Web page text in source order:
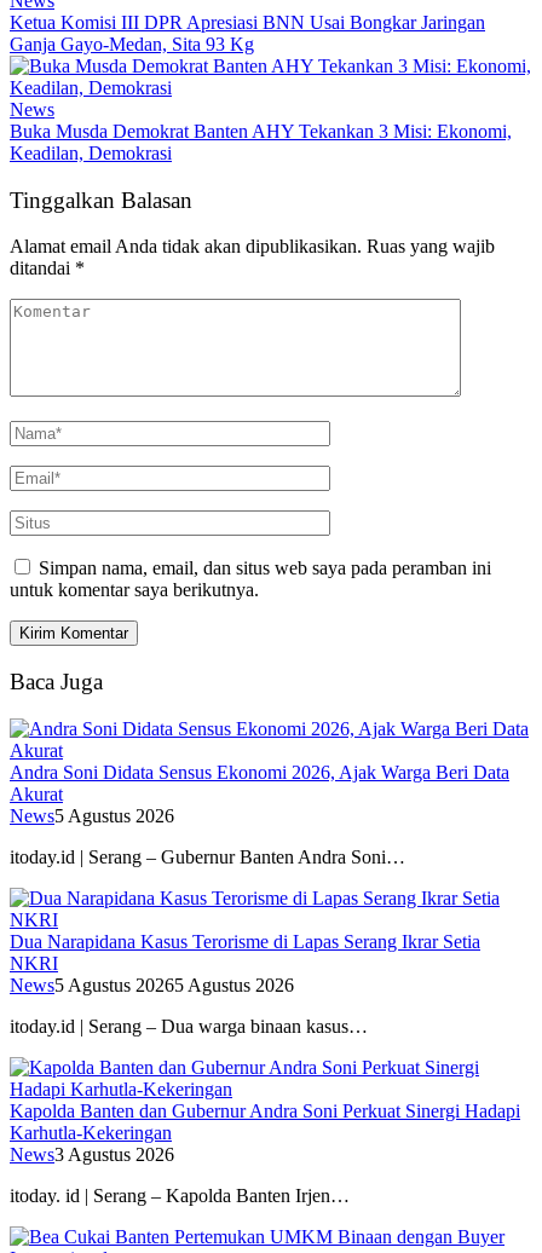
Ketua Komisi III DPR Apresiasi BNN Usai Bongkar Jaringan
Ganja Gayo-Medan, Sita 93 Kg
News
Buka Musda Demokrat Banten AHY Tekankan 3 Misi: Ekonomi,
Keadilan, Demokrasi
Tinggalkan Balasan
Alamat email Anda tidak akan dipublikasikan. Ruas yang wajib
ditandai *
Simpan nama, email, dan situs web saya pada peramban ini
untuk komentar saya berikutnya.
Baca Juga
Andra Soni Didata Sensus Ekonomi 2026, Ajak Warga Beri Data
Akurat
News5 Agustus 2026
itoday.id | Serang – Gubernur Banten Andra Soni…
Dua Narapidana Kasus Terorisme di Lapas Serang Ikrar Setia
NKRI
News5 Agustus 20265 Agustus 2026
itoday.id | Serang – Dua warga binaan kasus…
Kapolda Banten dan Gubernur Andra Soni Perkuat Sinergi Hadapi
Karhutla-Kekeringan
News3 Agustus 2026
itoday. id | Serang – Kapolda Banten Irjen…